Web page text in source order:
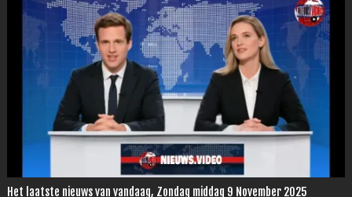
Het laatste nieuws van vandaag, Zondag middag 9 November 2025